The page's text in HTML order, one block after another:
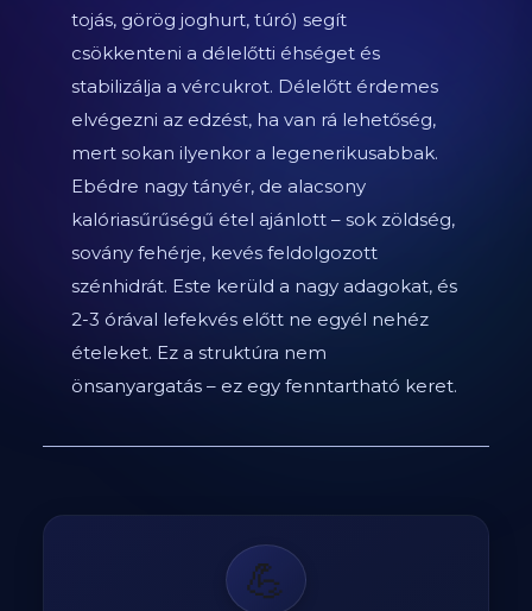
tojás, görög joghurt, túró) segít
csökkenteni a délelőtti éhséget és
stabilizálja a vércukrot. Délelőtt érdemes
elvégezni az edzést, ha van rá lehetőség,
mert sokan ilyenkor a legenerikusabbak.
Ebédre nagy tányér, de alacsony
kalóriasűrűségű étel ajánlott – sok zöldség,
sovány fehérje, kevés feldolgozott
szénhidrát. Este kerüld a nagy adagokat, és
2-3 órával lefekvés előtt ne egyél nehéz
ételeket. Ez a struktúra nem
önsanyargatás – ez egy fenntartható keret.
💪